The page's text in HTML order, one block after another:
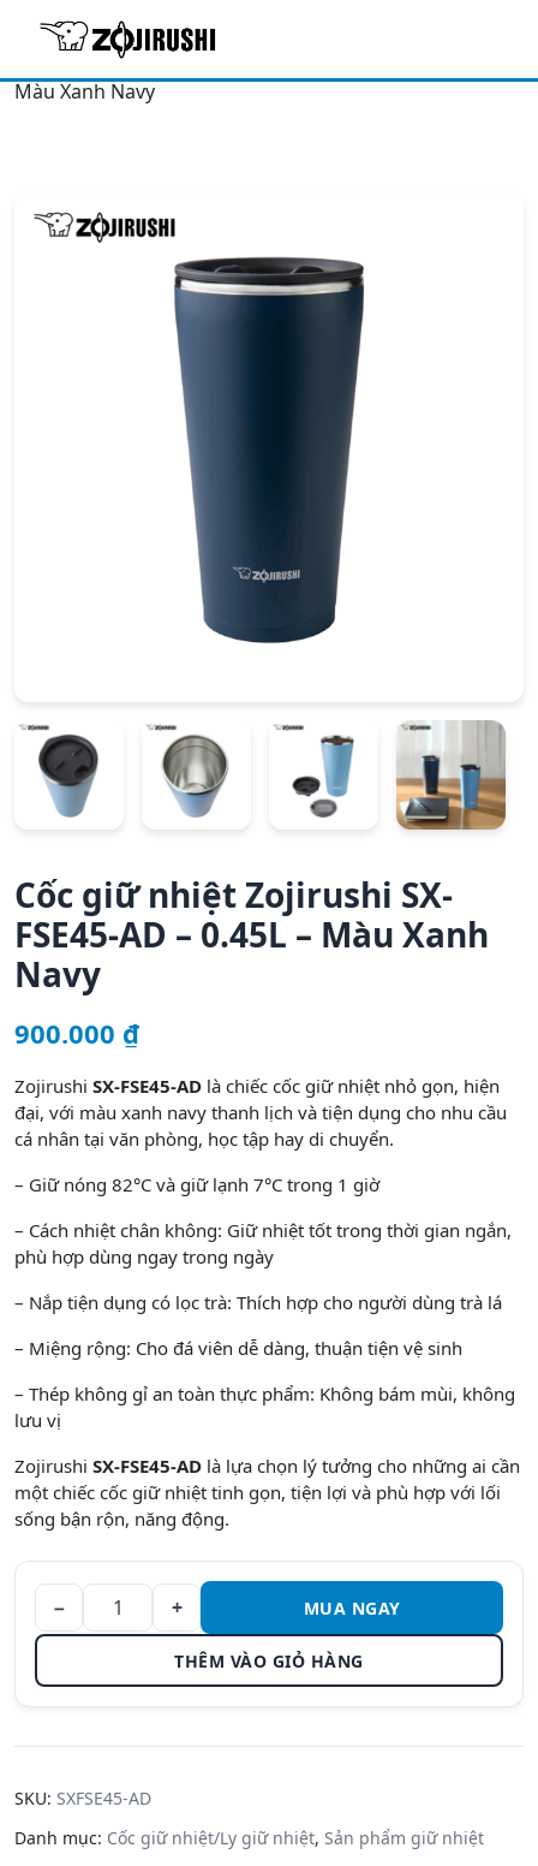
Trang chủ/Sản phẩm giữ nhiệt
/ Cốc giữ nhiệt Zojirushi SX-FSE45-AD – 0.45L –
Màu Xanh Navy
Cốc giữ nhiệt Zojirushi SX-
FSE45-AD – 0.45L – Màu Xanh
Navy
900.000 ₫
Zojirushi SX-FSE45-AD là chiếc cốc giữ nhiệt nhỏ gọn, hiện
đại, với màu xanh navy thanh lịch và tiện dụng cho nhu cầu
cá nhân tại văn phòng, học tập hay di chuyển.
– Giữ nóng 82°C và giữ lạnh 7°C trong 1 giờ
– Cách nhiệt chân không: Giữ nhiệt tốt trong thời gian ngắn,
phù hợp dùng ngay trong ngày
– Nắp tiện dụng có lọc trà: Thích hợp cho người dùng trà lá
– Miệng rộng: Cho đá viên dễ dàng, thuận tiện vệ sinh
– Thép không gỉ an toàn thực phẩm: Không bám mùi, không
lưu vị
Zojirushi SX-FSE45-AD là lựa chọn lý tưởng cho những ai cần
một chiếc cốc giữ nhiệt tinh gọn, tiện lợi và phù hợp với lối
sống bận rộn, năng động.
Cốc giữ
nhiệt
Zojirushi
SX-FSE45-
Xanh
lượng
− +
THÊM VÀO GIỎ HÀNG
MUA NGAY
SKU: SXFSE45-AD
Danh mục: Cốc giữ nhiệt/Ly giữ nhiệt, Sản phẩm giữ nhiệt